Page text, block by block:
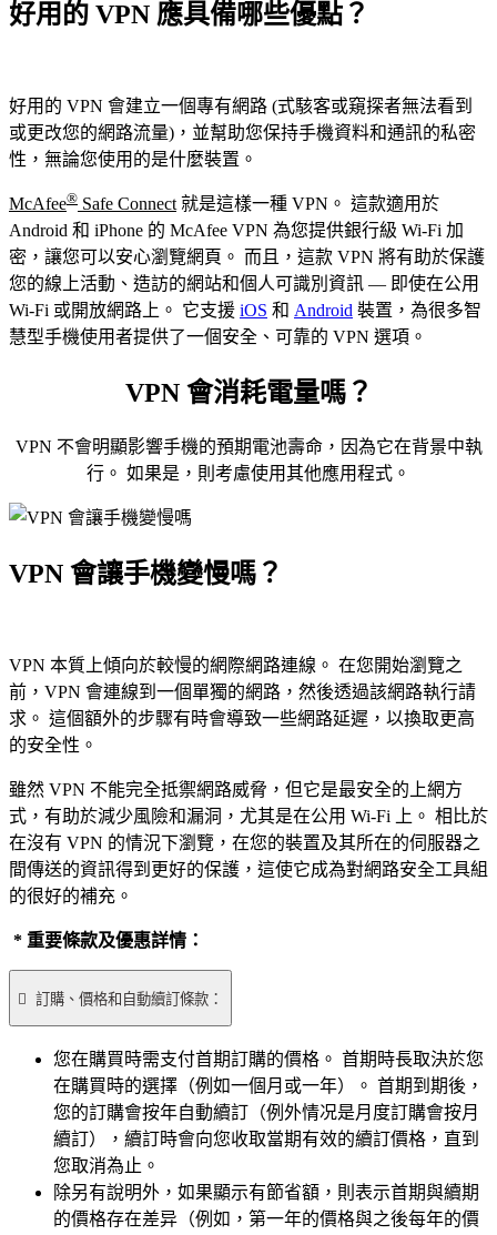
好用的 VPN 應具備哪些優點？
好用的 VPN 會建立一個專有網路 (式駭客或窺探者無法看到
或更改您的網路流量)，並幫助您保持手機資料和通訊的私密
性，無論您使用的是什麼裝置。
McAfee® Safe Connect 就是這樣一種 VPN。 這款適用於
Android 和 iPhone 的 McAfee VPN 為您提供銀行級 Wi-Fi 加
密，讓您可以安心瀏覽網頁。 而且，這款 VPN 將有助於保護
您的線上活動、造訪的網站和個人可識別資訊 — 即使在公用
Wi-Fi 或開放網路上。 它支援 iOS 和 Android 裝置，為很多智
慧型手機使用者提供了一個安全、可靠的 VPN 選項。
VPN 會消耗電量嗎？
VPN 不會明顯影響手機的預期電池壽命，因為它在背景中執
行。 如果是，則考慮使用其他應用程式。
VPN 會讓手機變慢嗎？
VPN 本質上傾向於較慢的網際網路連線。 在您開始瀏覽之
前，VPN 會連線到一個單獨的網路，然後透過該網路執行請
求。 這個額外的步驟有時會導致一些網路延遲，以換取更高
的安全性。
雖然 VPN 不能完全抵禦網路威脅，但它是最安全的上網方
式，有助於減少風險和漏洞，尤其是在公用 Wi-Fi 上。 相比於
在沒有 VPN 的情況下瀏覽，在您的裝置及其所在的伺服器之
間傳送的資訊得到更好的保護，這使它成為對網路安全工具組
的很好的補充。
* 重要條款及優惠詳情：
 訂購、價格和自動續訂條款：
您在購買時需支付首期訂購的價格。 首期時長取決於您
在購買時的選擇（例如一個月或一年）。 首期到期後，
您的訂購會按年自動續訂（例外情况是月度訂購會按月
續訂），續訂時會向您收取當期有效的續訂價格，直到
您取消為止。
除另有說明外，如果顯示有節省額，則表示首期與續期
的價格存在差异（例如，第一年的價格與之後每年的價